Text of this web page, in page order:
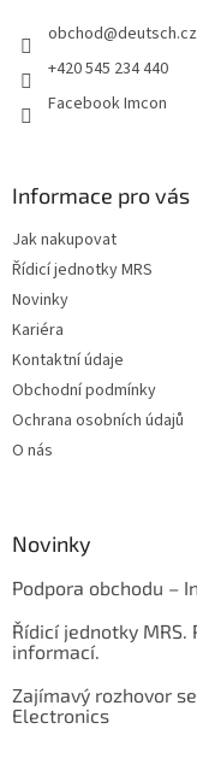
obchod@deutsch.cz
+420 545 234 440
Facebook Imcon
Informace pro vás
Jak nakupovat
Řídicí jednotky MRS
Novinky
Kariéra
Kontaktní údaje
Obchodní podmínky
Ochrana osobních údajů
O nás
Novinky
Podpora obchodu –
Řídicí jednotky
informací.
Zajímavý rozhovor
Electronics